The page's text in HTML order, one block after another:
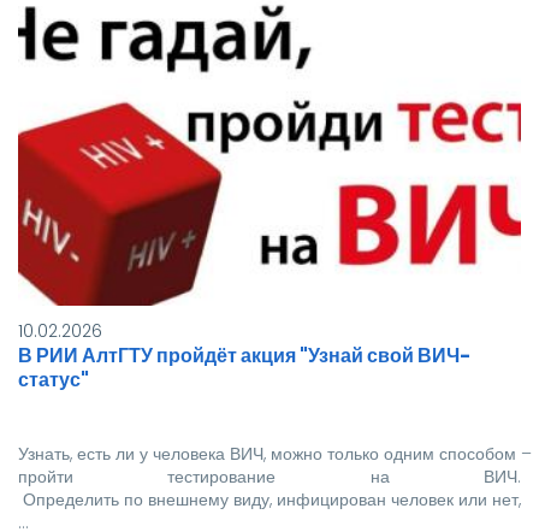
10.02.2026
В РИИ АлтГТУ пройдёт акция "Узнай свой ВИЧ-
статус"
Узнать, есть ли у человека ВИЧ, можно только одним способом –
пройти тестирование на ВИЧ.
Определить по внешнему виду, инфицирован человек или нет,
…